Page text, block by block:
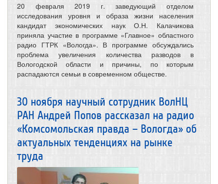
20 февраля 2019 г. заведующий отделом
исследования уровня и образа жизни населения
кандидат экономических наук О.Н. Калачикова
приняла участие в программе «Главное» областного
радио ГТРК «Вологда». В программе обсуждались
проблема увеличения количества разводов в
Вологодской области и причины, по которым
распадаются семьи в современном обществе.
30 ноября научный сотрудник ВолНЦ
РАН Андрей Попов рассказал на радио
«Комсомольская правда – Вологда» об
актуальных тенденциях на рынке
труда